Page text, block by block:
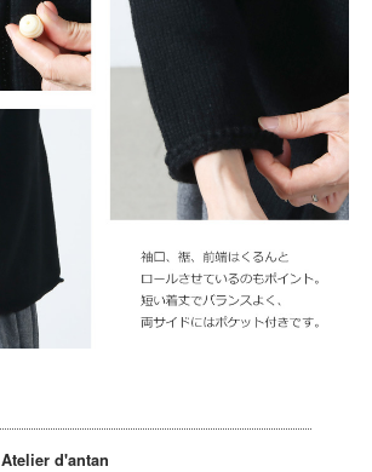
Atelier d'antan